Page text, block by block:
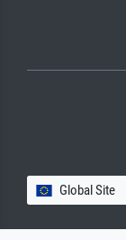
Global Site